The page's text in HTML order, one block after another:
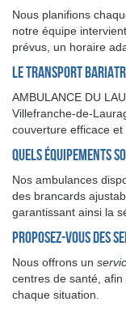
Nous planifions
notre équipe intervient
prévus, un horaire
Le transport
AMBULANCE DU
Villefranche-de-
couverture efficace
Quels équipements
Nos ambulances
des brancards
garantissant ainsi la
Proposez-vous des
Nous offrons un
centres de santé,
chaque situation.